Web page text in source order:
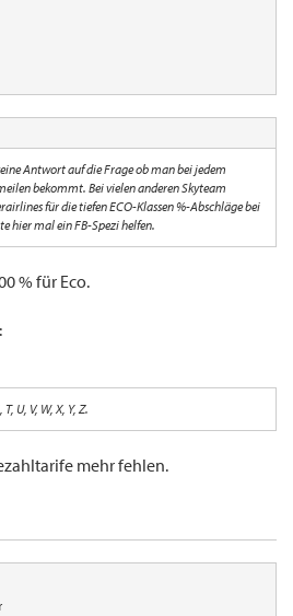
Antwort auf die Frage ob man bei jedem
bekommt. Bei vielen anderen Skyteam
für die tiefen ECO-Klassen %-Abschläge bei
hier mal ein FB-Spezi helfen.
% für Eco.
U, V, W, X, Y, Z.
mehr fehlen.